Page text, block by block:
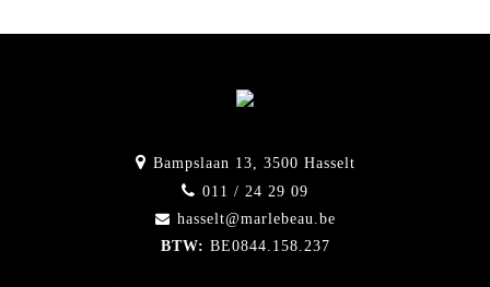
Bampslaan 13, 3500 Hasselt
011 / 24 29 09
hasselt@marlebeau.be
BTW: BE0844.158.237